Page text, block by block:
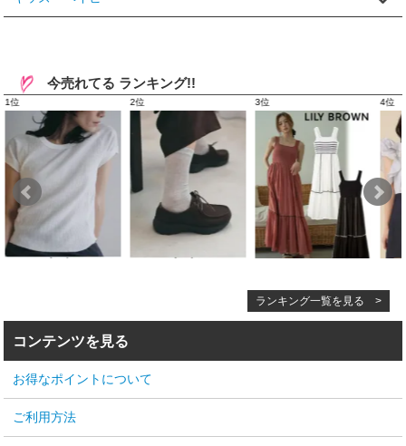
今売れてる ランキング!!
ランキング一覧を見る >
コンテンツを見る
お得なポイントについて
ご利用方法